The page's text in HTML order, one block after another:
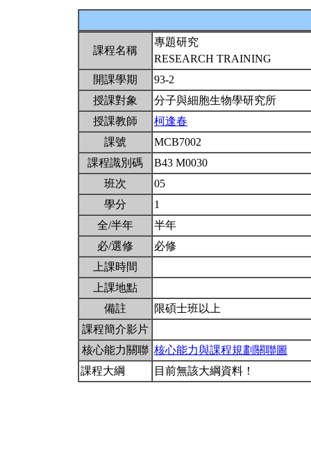
課程名稱
專題研究
RESEARCH TRAINING
開課學期
93-2
授課對象
分子與細胞生物學研究所
授課教師
柯逢春
課號
MCB7002
課程識別碼
B43 M0030
班次
05
學分
1
全/半年
半年
必/選修
必修
上課時間
上課地點
備註
限碩士班以上
課程簡介影片
核心能力關聯 核心能力與課程規劃關聯圖
課程大綱
目前無該大綱資料！